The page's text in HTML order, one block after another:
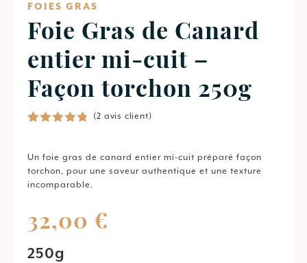
FOIES GRAS
Foie Gras de Canard
entier mi-cuit –
Façon torchon 250g
basé sur
notations
client
(2 avis client)
Un foie gras de canard entier mi-cuit préparé façon
torchon, pour une saveur authentique et une texture
incomparable.
32,00 €
250g